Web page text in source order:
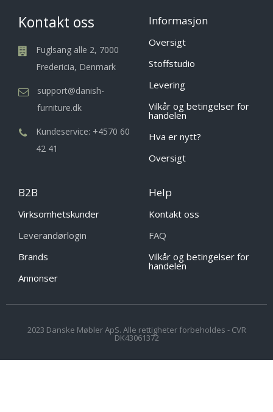
Kontakt oss
Fuglsang alle 2, 7000
Fredericia, Denmark
support@danish-
furniture.dk
Kundeservice: +4570 60
42 41
Informasjon
Oversigt
Stoffstudio
Levering
Vilkår og betingelser for
handelen
Hva er nytt?
Oversigt
B2B
Virksomhetskunder
Leverandørlogin
Brands
Annonser
Help
Kontakt oss
FAQ
Vilkår og betingelser for
handelen
2023 Danske Møbler ApS. Alle rettigheter forbeholdes - CVR
DK43061372